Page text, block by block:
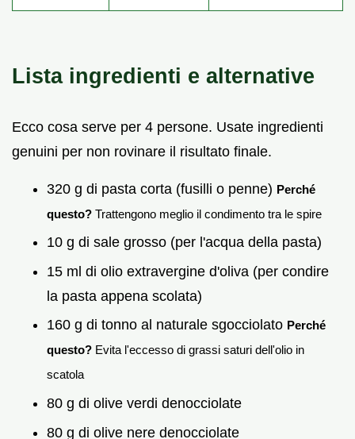
Lista ingredienti e alternative
Ecco cosa serve per 4 persone. Usate ingredienti
genuini per non rovinare il risultato finale.
320 g di pasta corta (fusilli o penne) Perché
questo? Trattengono meglio il condimento tra le spire
10 g di sale grosso (per l'acqua della pasta)
15 ml di olio extravergine d'oliva (per condire
la pasta appena scolata)
160 g di tonno al naturale sgocciolato Perché
questo? Evita l'eccesso di grassi saturi dell'olio in
scatola
80 g di olive verdi denocciolate
80 g di olive nere denocciolate